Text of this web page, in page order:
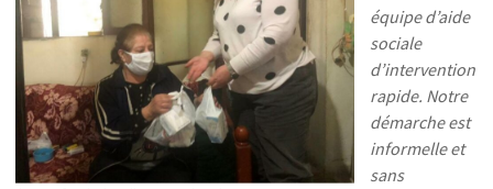
équipe d’aide
sociale
d’intervention
rapide. Notre
démarche est
informelle et
sans